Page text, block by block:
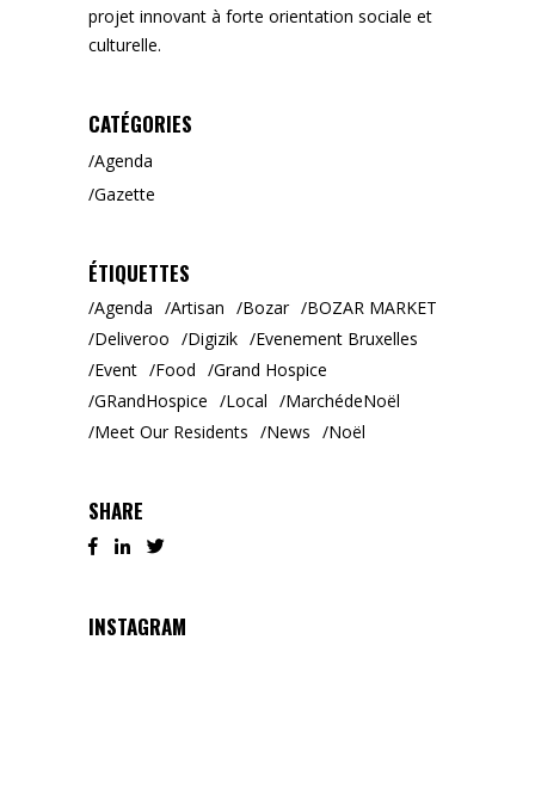
projet innovant à forte orientation sociale et
culturelle.
CATÉGORIES
Agenda
Gazette
ÉTIQUETTES
Agenda Artisan Bozar
BOZAR MARKET
Deliveroo
Digizik
Evenement Bruxelles
Event
Food
Grand Hospice
GRandHospice
Local
MarchédeNoël
Meet Our Residents
News Noël
SHARE
INSTAGRAM